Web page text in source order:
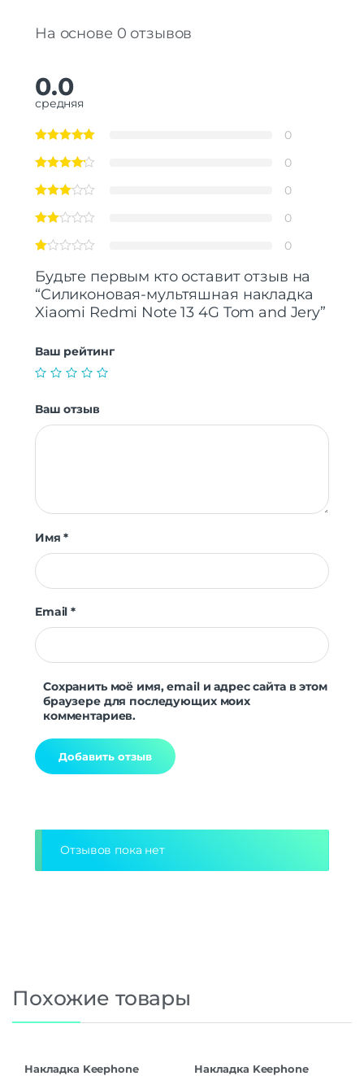
На основе 0 отзывов
0.0
средняя
0
0
0
0
0
Будьте первым кто оставит отзыв на
“Силиконовая-мультяшная накладка
Xiaomi Redmi Note 13 4G Tom and Jery”
Ваш рейтинг
Ваш отзыв
Имя*
Email*
Сохранить моё имя, email и адрес сайта в этом
браузере для последующих моих
комментариев.
Отзывов пока нет
Похожие товары
Накладка Keephone
Накладка Keephone